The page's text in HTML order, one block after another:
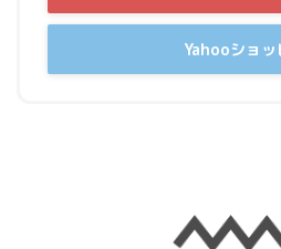
Yahooショッ